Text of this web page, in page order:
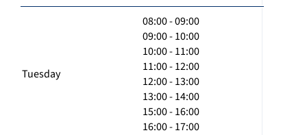
Tuesday
08:00 - 09:00
09:00 - 10:00
10:00 - 11:00
11:00 - 12:00
12:00 - 13:00
13:00 - 14:00
15:00 - 16:00
16:00 - 17:00